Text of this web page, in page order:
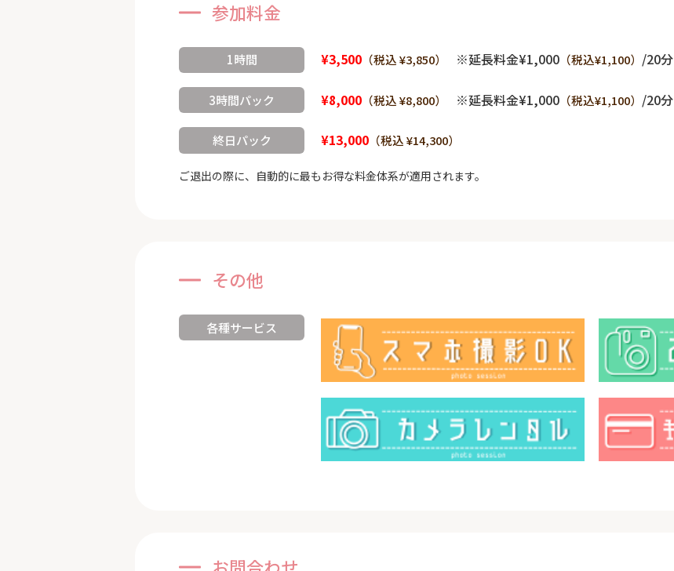
参加料金
1時間 ¥3,500 （税込 ¥3,850） ※延長料金¥1,000 （税込¥1,100） /20分
3時間パック ¥8,000 （税込 ¥8,800） ※延長料金¥1,000 （税込¥1,100） /20分
終日パック ¥13,000 （税込 ¥14,300）
ご退出の際に、自動的に最もお得な料金体系が適用されます。
その他
各種サービス